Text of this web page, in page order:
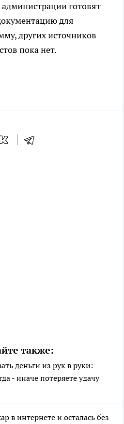
готовят
для
других источников
пока нет.
также:
деньги из рук в руки:
- иначе потеряете удачу
в интернете и осталась без